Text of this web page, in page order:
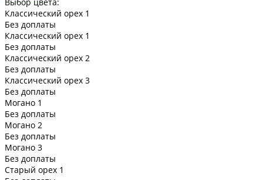
Классический орех 1
Без доплаты
Классический орех 1
Без доплаты
Классический орех 2
Без доплаты
Классический орех 3
Без доплаты
Могано 1
Без доплаты
Могано 2
Без доплаты
Могано 3
Без доплаты
Старый орех 1